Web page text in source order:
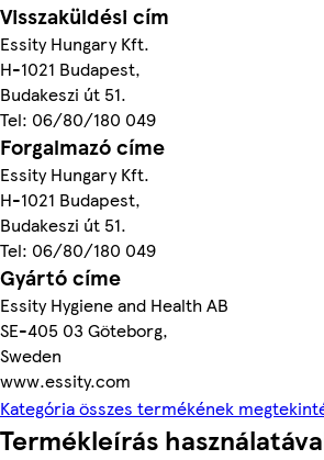
Visszaküldési cím
Essity Hungary Kft.
H-1021 Budapest,
Budakeszi út 51.
Tel: 06/80/180 049
Forgalmazó címe
Essity Hungary Kft.
H-1021 Budapest,
Budakeszi út 51.
Tel: 06/80/180 049
Gyártó címe
Essity Hygiene and Health AB
SE-405 03 Göteborg,
Sweden
www.essity.com
Kategória összes termékének
Termékleírás